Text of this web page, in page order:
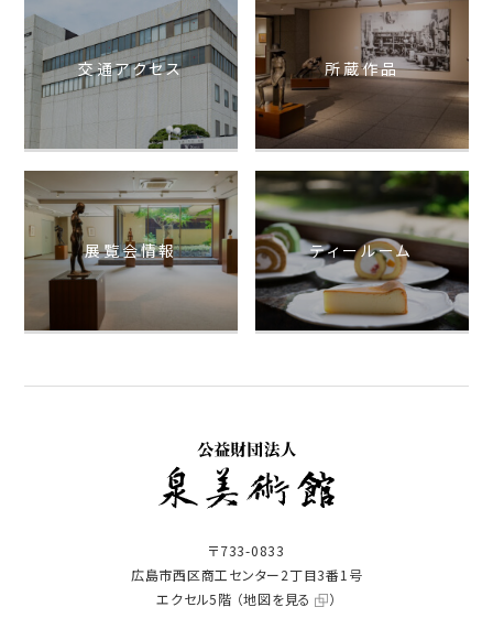
交通アクセス 所蔵作品
展覧会情報 ティールーム
〒733-0833
広島市西区商工センター2丁目3番1号
エクセル5階 （地図を見る ）